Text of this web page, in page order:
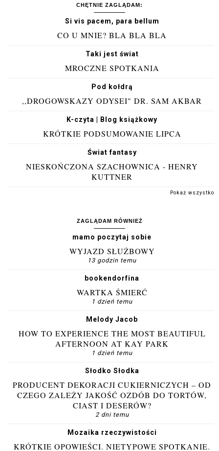
CHĘTNIE ZAGLĄDAM:
Si vis pacem, para bellum
CO U MNIE? BLA BLA BLA
Taki jest świat
MROCZNE SPOTKANIA
Pod kołdrą
,,DROGOWSKAZY ODYSEI" DR. SAM AKBAR
K-czyta | Blog książkowy
KRÓTKIE PODSUMOWANIE LIPCA
Świat fantasy
NIESKOŃCZONA SZACHOWNICA - HENRY
KUTTNER
Pokaż wszystko
ZAGLĄDAM RÓWNIEŻ
mamo poczytaj sobie
WYJAZD SŁUŻBOWY
13 godzin temu
bookendorfina
WARTKA ŚMIERĆ
1 dzień temu
Melody Jacob
HOW TO EXPERIENCE THE MOST BEAUTIFUL
AFTERNOON AT KAY PARK
1 dzień temu
Słodko Słodka
PRODUCENT DEKORACJI CUKIERNICZYCH – OD
CZEGO ZALEŻY JAKOŚĆ OZDÓB DO TORTÓW,
CIAST I DESERÓW?
2 dni temu
Mozaika rzeczywistości
KRÓTKIE OPOWIEŚCI. NIETYPOWE SPOTKANIE.